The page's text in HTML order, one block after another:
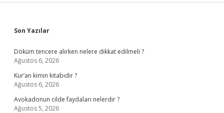
Sidebar
Son Yazılar
Döküm tencere alırken nelere dikkat edilmeli ?
Ağustos 6, 2026
Kur’an kimin kitabıdır ?
Ağustos 6, 2026
Avokadonun cilde faydaları nelerdir ?
Ağustos 5, 2026